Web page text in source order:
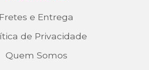
Fretes e Entrega
de Privacidade
Quem Somos